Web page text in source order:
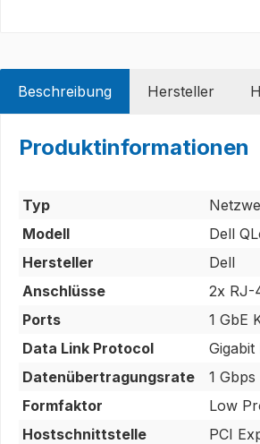
Beschreibung Hersteller
Produktinformationen
Typ
Modell
Dell
Hersteller
Dell
Anschlüsse
2x RJ-
Ports
1 GbE
Data Link Protocol
Datenübertragungsrate
1 Gbps
Formfaktor
Low
Hostschnittstelle
PCI